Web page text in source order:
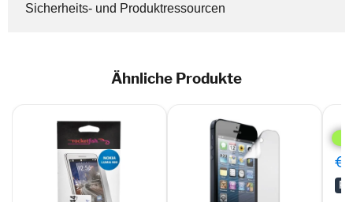
Sicherheits- und Produktressourcen
Ähnliche Produkte
für